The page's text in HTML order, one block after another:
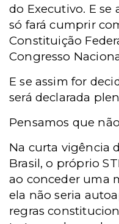
do Executivo. E se
só fará cumprir
Constituição
Congresso
E se assim for
será declarada
Pensamos que
Na curta vigência
Brasil, o próprio
ao conceder uma
ela não seria
regras